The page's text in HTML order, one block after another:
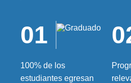
01
100% de los
estudiantes egresan